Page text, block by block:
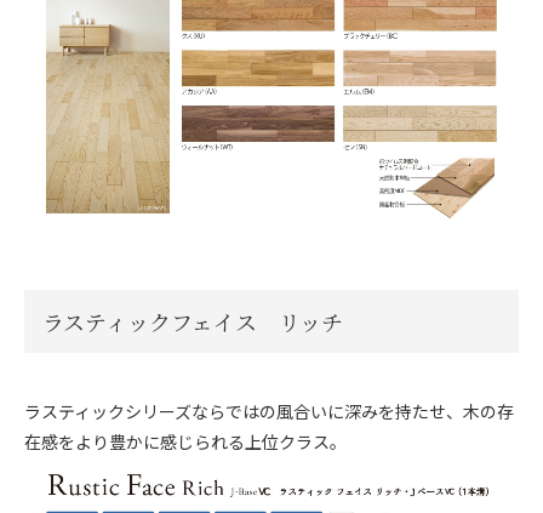
ラスティックフェイス リッチ
ラスティックシリーズならではの風合いに深みを持たせ、木の存
在感をより豊かに感じられる上位クラス。